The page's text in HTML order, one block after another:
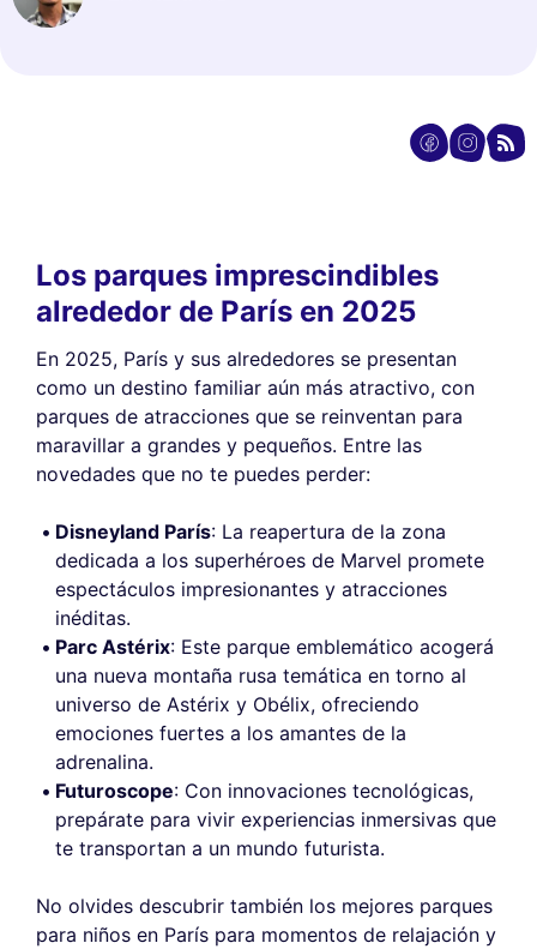
Los parques imprescindibles
alrededor de París en 2025
En 2025, París y sus alrededores se presentan
como un destino familiar aún más atractivo, con
parques de atracciones que se reinventan para
maravillar a grandes y pequeños. Entre las
novedades que no te puedes perder:
Disneyland París: La reapertura de la zona
dedicada a los superhéroes de Marvel promete
espectáculos impresionantes y atracciones
inéditas.
Parc Astérix: Este parque emblemático acogerá
una nueva montaña rusa temática en torno al
universo de Astérix y Obélix, ofreciendo
emociones fuertes a los amantes de la
adrenalina.
Futuroscope: Con innovaciones tecnológicas,
prepárate para vivir experiencias inmersivas que
te transportan a un mundo futurista.
No olvides descubrir también los mejores parques
para niños en París para momentos de relajación y